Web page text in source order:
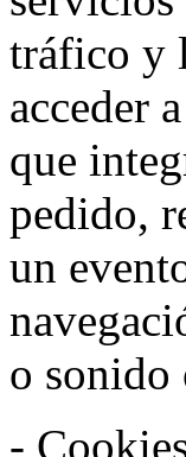
tráfico y
acceder
que
pedido,
un
o sonido
-